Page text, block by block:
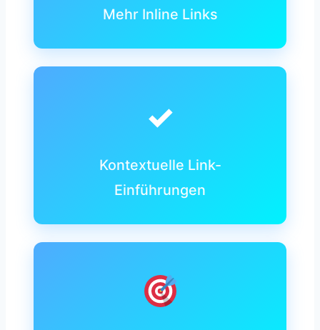
Mehr Inline Links
✓
Kontextuelle Link-
Einführungen